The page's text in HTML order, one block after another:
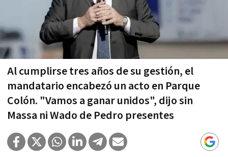
Al cumplirse tres años de su gestión, el
mandatario encabezó un acto en Parque
Colón. "Vamos a ganar unidos", dijo sin
Massa ni Wado de Pedro presentes